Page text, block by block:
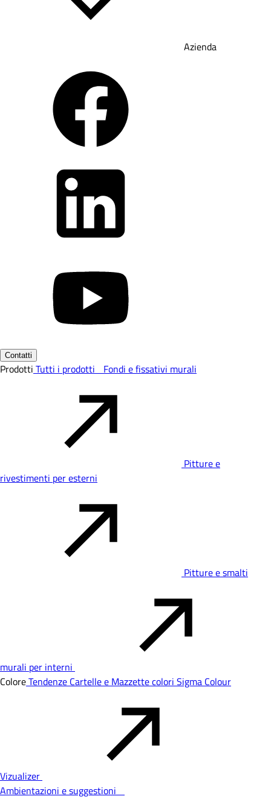
Azienda
Contatti
Prodotti Tutti i prodotti Fondi e fissativi murali
Pitture e
rivestimenti per esterni
Pitture e smalti
murali per interni
ColoreTendenze Cartelle e Mazzette colori Sigma Colour
Vizualizer
Ambientazioni e suggestioni